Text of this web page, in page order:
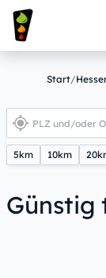
Start/
5km 10km
Günstig